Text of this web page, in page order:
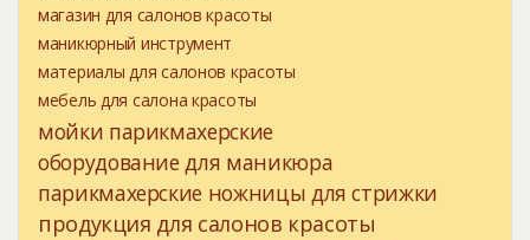
магазин для салонов красоты
маникюрный инструмент
материалы для салонов красоты
мебель для салона красоты
мойки парикмахерские
оборудование для маникюра
парикмахерские ножницы для стрижки
продукция для салонов красоты